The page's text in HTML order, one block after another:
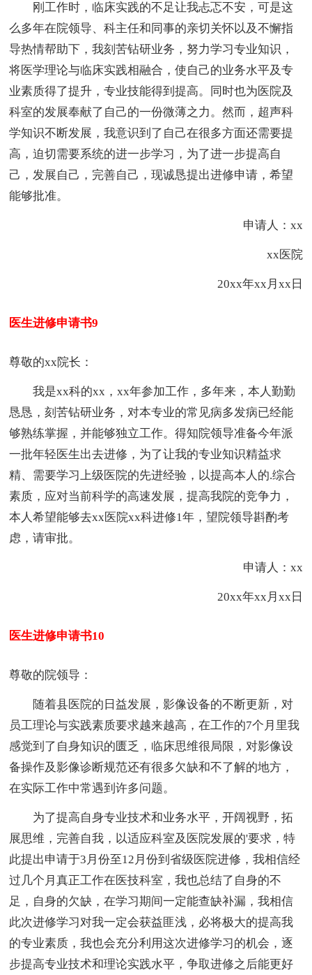
刚工作时，临床实践的不足让我忐忑不安，可是这
么多年在院领导、科主任和同事的亲切关怀以及不懈指
导热情帮助下，我刻苦钻研业务，努力学习专业知识，
将医学理论与临床实践相融合，使自己的业务水平及专
业素质得了提升，专业技能得到提高。同时也为医院及
科室的发展奉献了自己的一份微薄之力。然而，超声科
学知识不断发展，我意识到了自己在很多方面还需要提
高，迫切需要系统的进一步学习，为了进一步提高自
己，发展自己，完善自己，现诚恳提出进修申请，希望
能够批准。
申请人：xx
xx医院
20xx年xx月xx日
医生进修申请书9
尊敬的xx院长：
我是xx科的xx，xx年参加工作，多年来，本人勤勤
恳恳，刻苦钻研业务，对本专业的常见病多发病已经能
够熟练掌握，并能够独立工作。得知院领导准备今年派
一批年轻医生出去进修，为了让我的专业知识精益求
精、需要学习上级医院的先进经验，以提高本人 的.综合
素质，应对当前科学的高速发展，提高我院的竞争力，
本人希望能够去xx医院xx科进修1年，望院领导斟酌考
虑，请审批。
申请人：xx
20xx年xx月xx日
医生进修申请书10
尊敬的院领导：
随着县医院的日益发展，影像设备的不断更新，对
员工理论与实践素质要求越来越高，在工作的7个月里我
感觉到了自身知识的匮乏，临床思维很局限，对影像设
备操作及影像诊断规范还有很多欠缺和不了解的地方，
在实际工作中常遇到许多问题。
为了提高自身专业技术和业务水平，开阔视野，拓
展思维，完善自我，以适应科室及医院发展的'要求，特
此提出申请于3月份至12月份到省级医院进修，我相信经
过几个月真正工作在医技科室，我也总结了自身的不
足，自身的欠缺，在学习期间一定能查缺补漏，我相信
此次进修学习对我一定会获益匪浅，必将极大的提高我
的专业素质，我也会充分利用这次进修学习的机会，逐
步提高专业技术和理论实践水平，争取进修之后能更好